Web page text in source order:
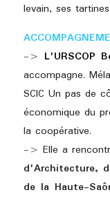
levain, ses
-> L'URSCOP
accompagne.
SCIC Un pas de
économique du
la coopérative.
-> Elle a
d'Architecture,
de la Haute-